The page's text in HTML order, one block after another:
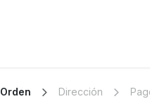
Orden Dirección